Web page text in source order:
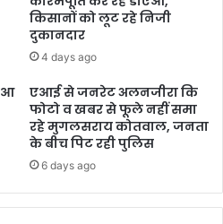
किसानों को लूट रहे निजी
दुकानदार
4 days ago
एआई से जनरेट अलनजीरा कि
फोटो व खबर से फूले नहीं समा
रहे मुगलसराय कोतवाल, जनता
के बीच पिट रही पुलिस
6 days ago